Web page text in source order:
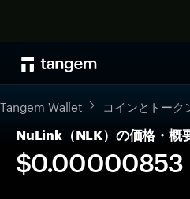
Tangem Wallet コインとトーク
NuLink（NLK）の価格・概
$0.00000853